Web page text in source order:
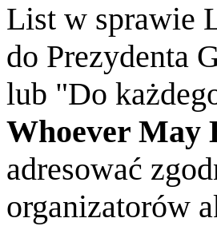
List w sprawie
do Prezydenta
lub "Do
Whoever May
adresować
organizatorów